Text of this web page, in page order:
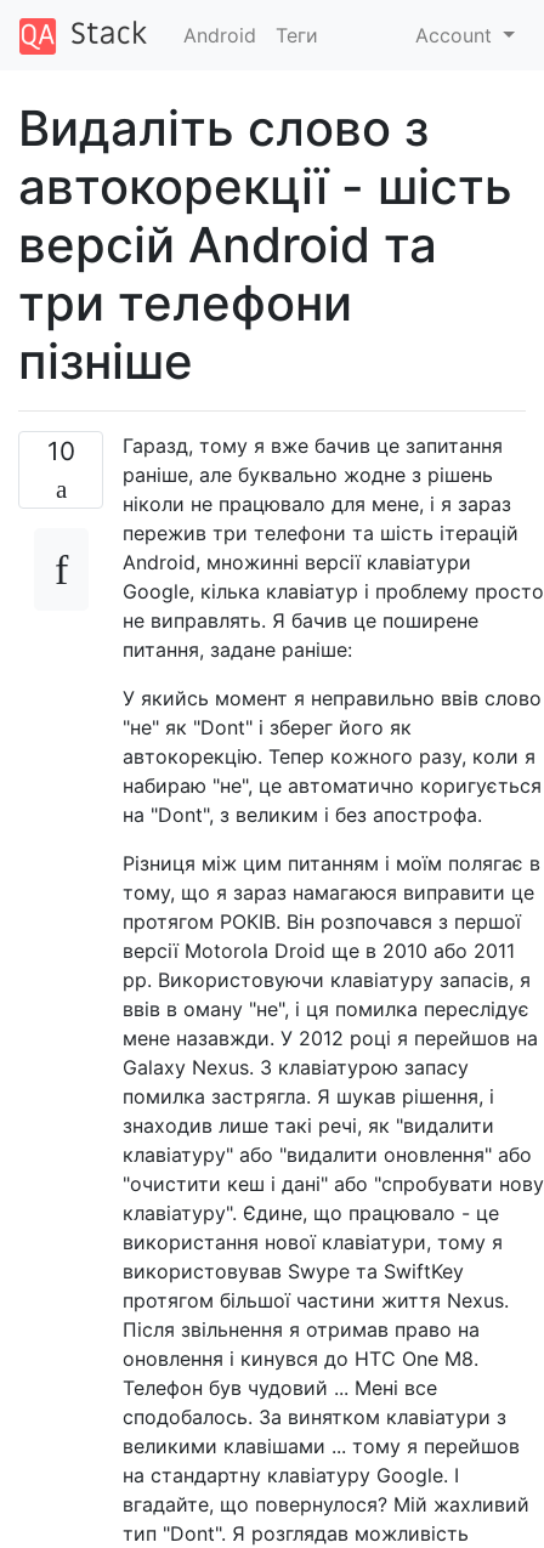
Android Теги Account
Видаліть слово з
автокорекції - шість
версій Android та
три телефони
пізніше
10
Гаразд, тому я вже бачив це запитання
раніше, але буквально жодне з рішень
ніколи не працювало для мене, і я зараз
пережив три телефони та шість ітерацій
Android, множинні версії клавіатури
Google, кілька клавіатур і проблему просто
не виправлять. Я бачив це поширене
питання, задане раніше:
У якийсь момент я неправильно ввів слово
"не" як "Dont" і зберег його як
автокорекцію. Тепер кожного разу, коли я
набираю "не", це автоматично коригується
на "Dont", з великим і без апострофа.
Різниця між цим питанням і моїм полягає в
тому, що я зараз намагаюся виправити це
протягом РОКІВ. Він розпочався з першої
версії Motorola Droid ще в 2010 або 2011
рр. Використовуючи клавіатуру запасів, я
ввів в оману "не", і ця помилка переслідує
мене назавжди. У 2012 році я перейшов на
Galaxy Nexus. З клавіатурою запасу
помилка застрягла. Я шукав рішення, і
знаходив лише такі речі, як "видалити
клавіатуру" або "видалити оновлення" або
"очистити кеш і дані" або "спробувати нову
клавіатуру". Єдине, що працювало - це
використання нової клавіатури, тому я
використовував Swype та SwiftKey
протягом більшої частини життя Nexus.
Після звільнення я отримав право на
оновлення і кинувся до HTC One M8.
Телефон був чудовий ... Мені все
сподобалось. За винятком клавіатури з
великими клавішами ... тому я перейшов
на стандартну клавіатуру Google. І
вгадайте, що повернулося? Мій жахливий
тип "Dont". Я розглядав можливість